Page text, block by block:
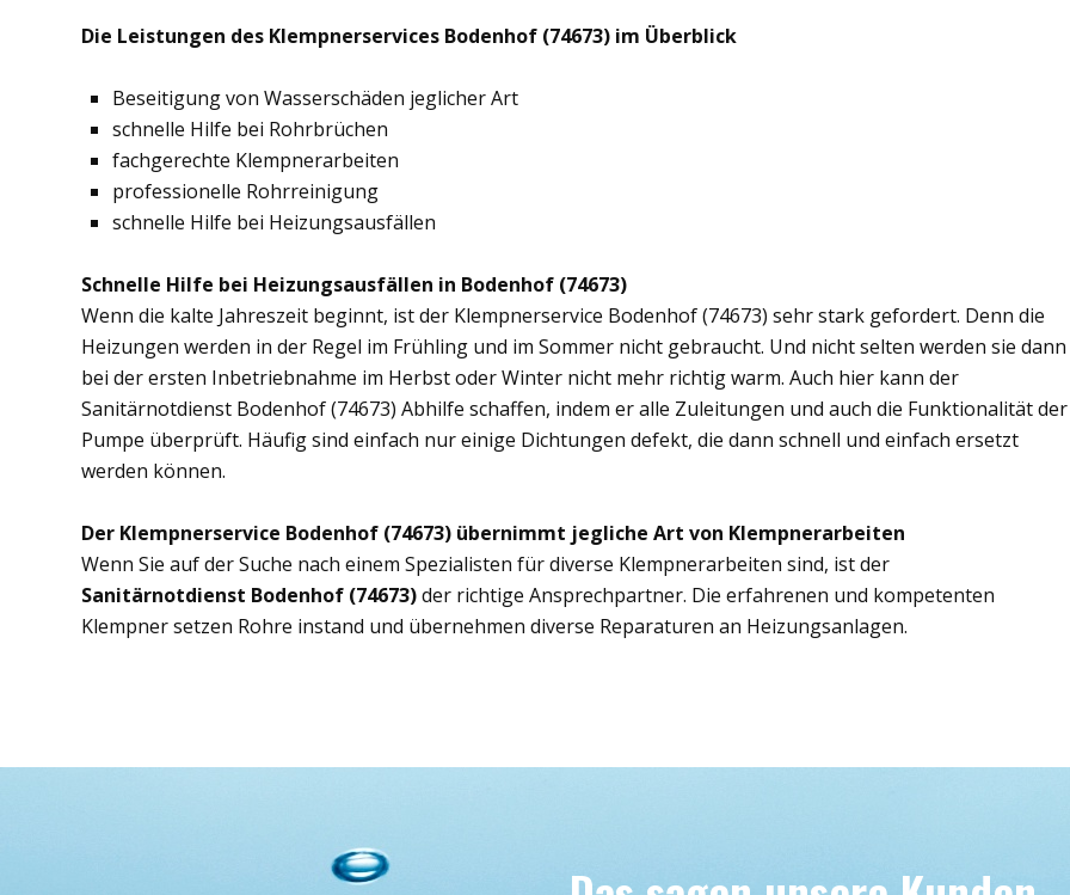
Die Leistungen des Klempnerservices Bodenhof (74673) im Überblick
Beseitigung von Wasserschäden jeglicher Art
schnelle Hilfe bei Rohrbrüchen
fachgerechte Klempnerarbeiten
professionelle Rohrreinigung
schnelle Hilfe bei Heizungsausfällen
Schnelle Hilfe bei Heizungsausfällen in Bodenhof (74673)
Wenn die kalte Jahreszeit beginnt, ist der Klempnerservice Bodenhof (74673) sehr stark gefordert. Denn die
Heizungen werden in der Regel im Frühling und im Sommer nicht gebraucht. Und nicht selten werden sie dann
bei der ersten Inbetriebnahme im Herbst oder Winter nicht mehr richtig warm. Auch hier kann der
Sanitärnotdienst Bodenhof (74673) Abhilfe schaffen, indem er alle Zuleitungen und auch die Funktionalität der
Pumpe überprüft. Häufig sind einfach nur einige Dichtungen defekt, die dann schnell und einfach ersetzt
werden können.
Der Klempnerservice Bodenhof (74673) übernimmt jegliche Art von Klempnerarbeiten
Wenn Sie auf der Suche nach einem Spezialisten für diverse Klempnerarbeiten sind, ist der
Sanitärnotdienst Bodenhof (74673)der richtige Ansprechpartner. Die erfahrenen und kompetenten
Klempner setzen Rohre instand und übernehmen diverse Reparaturen an Heizungsanlagen.